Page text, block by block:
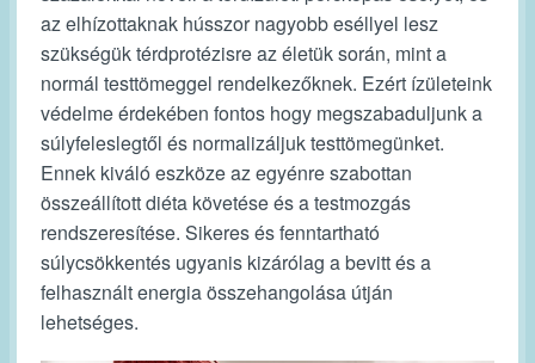
az elhízottaknak hússzor nagyobb eséllyel lesz
szükségük térdprotézisre az életük során, mint a
normál testtömeggel rendelkezőknek. Ezért ízületeink
védelme érdekében fontos hogy megszabaduljunk a
súlyfeleslegtől és normalizáljuk testtömegünket.
Ennek kiváló eszköze az egyénre szabottan
összeállított diéta követése és a testmozgás
rendszeresítése. Sikeres és fenntartható
súlycsökkentés ugyanis kizárólag a bevitt és a
felhasznált energia összehangolása útján
lehetséges.